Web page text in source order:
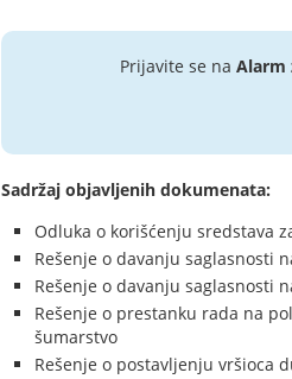
Prijavite se na Alarm
Sadržaj objavljenih dokumenata:
Odluka o korišćenju sredstava
Rešenje o davanju saglasnosti
Rešenje o davanju saglasnosti
Rešenje o prestanku rada na
šumarstvo
Rešenje o postavljenju vršioca